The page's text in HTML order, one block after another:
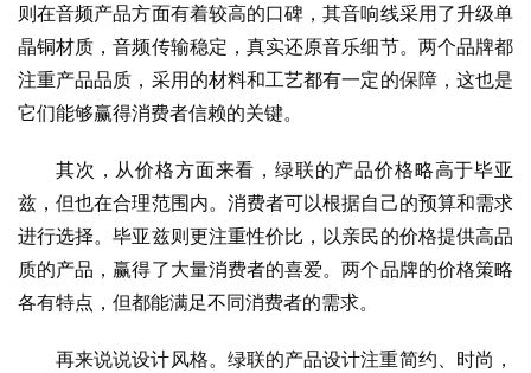
则在音频产品方面有着较高的口碑，其音响线采用了升级单
晶铜材质，音频传输稳定，真实还原音乐细节。两个品牌都
注重产品品质，采用的材料和工艺都有一定的保障，这也是
它们能够赢得消费者信赖的关键。
其次，从价格方面来看，绿联的产品价格略高于毕亚
兹，但也在合理范围内。消费者可以根据自己的预算和需求
进行选择。毕亚兹则更注重性价比，以亲民的价格提供高品
质的产品，赢得了大量消费者的喜爱。两个品牌的价格策略
各有特点，但都能满足不同消费者的需求。
再来说说设计风格。绿联的产品设计注重简约、时尚，